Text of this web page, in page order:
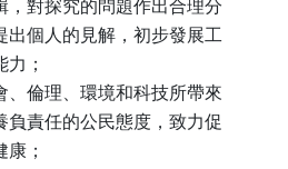
，對探究的問題作出合理分
出個人的見解，初步發展工
力；
、倫理、環境和科技所帶來
負責任的公民態度，致力促
康；